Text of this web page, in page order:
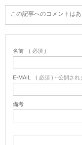
この記事へのコメントはあ
名前 ( 必須 )
E-MAIL ( 必須 ) - 公開され
備考